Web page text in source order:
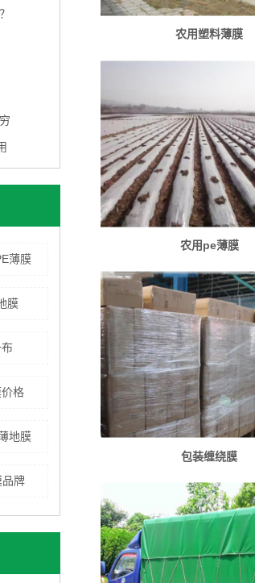
薄膜
膜
格
地膜
品牌
农用塑料薄膜
农用pe薄膜
包装缠绕膜